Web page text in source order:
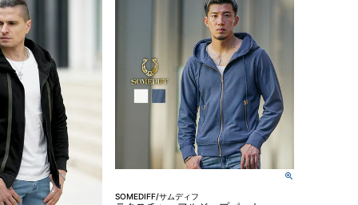
SOMEDIFF/サムディフ